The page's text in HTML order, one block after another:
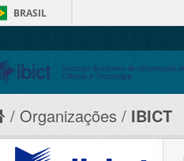
BRASIL
Organizações IBICT